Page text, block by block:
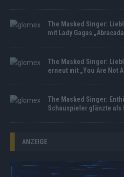
The Masked Singer:
mit Lady Gagas
The Masked Singer:
erneut mit „You Are Not
The Masked Singer:
Schauspieler glänzte als
ANZEIGE